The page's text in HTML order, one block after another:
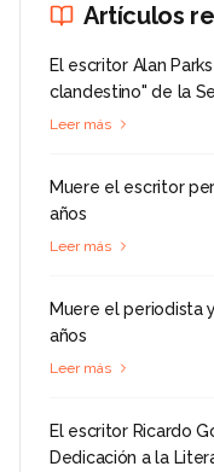
Artículos
El escritor Alan
clandestino" de la
Leer más
Muere el escritor
años
Leer más
Muere el periodista
años
Leer más
El escritor Ricardo
Dedicación a la